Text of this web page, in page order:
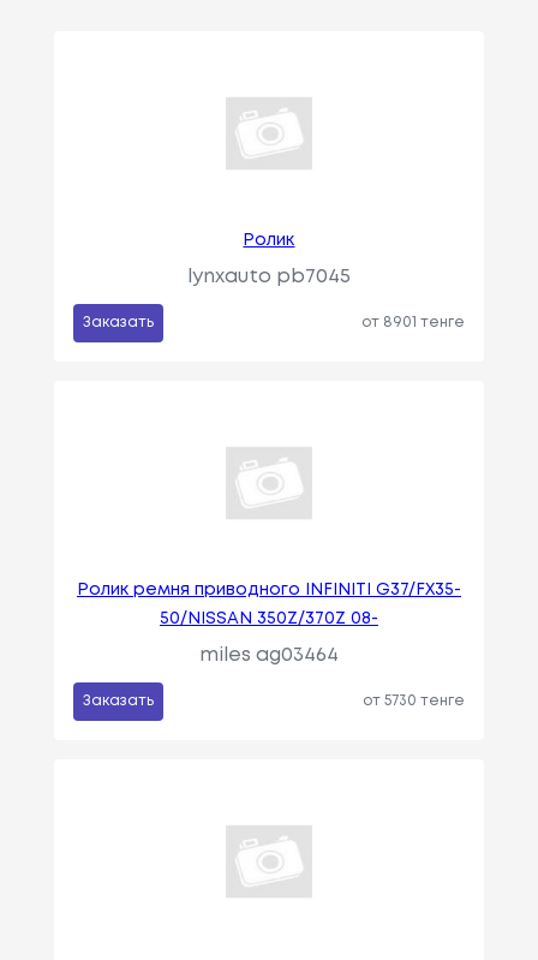
Ролик
lynxauto pb7045
Заказать от 8901 тенге
Ролик ремня приводного INFINITI G37/FX35-
50/NISSAN 350Z/370Z 08-
miles ag03464
Заказать от 5730 тенге